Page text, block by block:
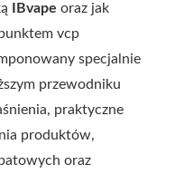
IBvape oraz jak
vcp
specjalnie
przewodniku
praktyczne
produktów,
oraz